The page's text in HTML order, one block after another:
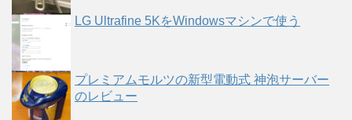
LG Ultrafine 5KをWindowsマシンで使う
プレミアムモルツの新型電動式 神泡サーバー
のレビュー